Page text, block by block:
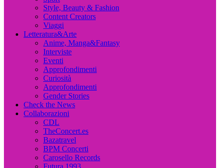
Style, Beauty & Fashion
Content Creators
Viaggi
Letteratura&Arte
Anime, Manga&Fantasy
Interviste
Eventi
Approfondimenti
Curiosità
Approfondimenti
Gender Stories
Check the News
Collaborazioni
CDL
TheConcert.es
Bazatravel
BPM Concerti
Carosello Records
Futura 1993